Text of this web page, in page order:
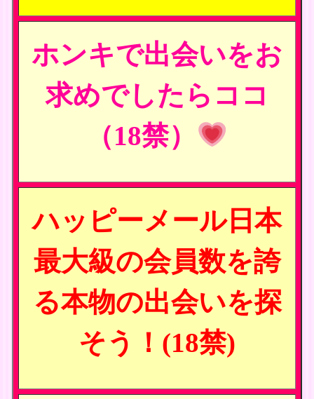
ホンキで出会いをお
求めでしたらココ
（18禁）
ハッピーメール日本
最大級の会員数を誇
る本物の出会いを探
そう！(18禁)